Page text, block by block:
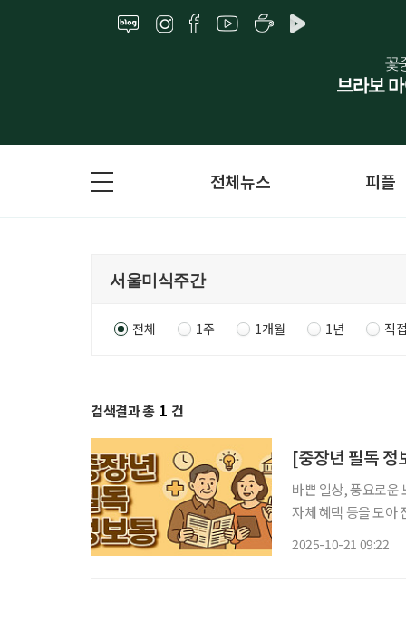
전체뉴스 피플
전체 1주 1개월 1년 직
검색결과 총 1 건
바쁜 일상, 풍요로운
자체 혜택 등을 모아 전달 드립니다. 서울에서 즐기는
2025-10-21 09:22